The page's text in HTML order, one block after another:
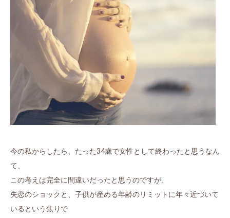
今の私からしたら、たった34歳で女性として終わったと思うなん
て、
この考えは完全に間違いだったと思うのですが、
失恋のショックと、子供が産める年齢のリミットに年々近づいて
いるという焦りで